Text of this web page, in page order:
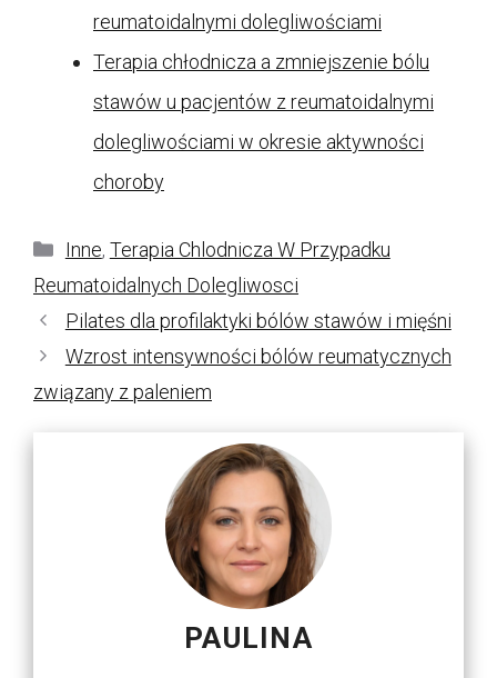
reumatoidalnymi dolegliwościami
Terapia chłodnicza a zmniejszenie bólu
stawów u pacjentów z reumatoidalnymi
dolegliwościami w okresie aktywności
choroby
Kategorie
Inne, Terapia Chlodnicza W Przypadku
Reumatoidalnych Dolegliwosci
Pilates dla profilaktyki bólów stawów i mięśni
Wzrost intensywności bólów reumatycznych
związany z paleniem
PAULINA